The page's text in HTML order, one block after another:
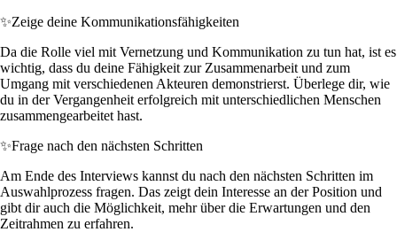
✨Zeige deine Kommunikationsfähigkeiten
Da die Rolle viel mit Vernetzung und Kommunikation zu tun hat, ist es
wichtig, dass du deine Fähigkeit zur Zusammenarbeit und zum
Umgang mit verschiedenen Akteuren demonstrierst. Überlege dir, wie
du in der Vergangenheit erfolgreich mit unterschiedlichen Menschen
zusammengearbeitet hast.
✨Frage nach den nächsten Schritten
Am Ende des Interviews kannst du nach den nächsten Schritten im
Auswahlprozess fragen. Das zeigt dein Interesse an der Position und
gibt dir auch die Möglichkeit, mehr über die Erwartungen und den
Zeitrahmen zu erfahren.